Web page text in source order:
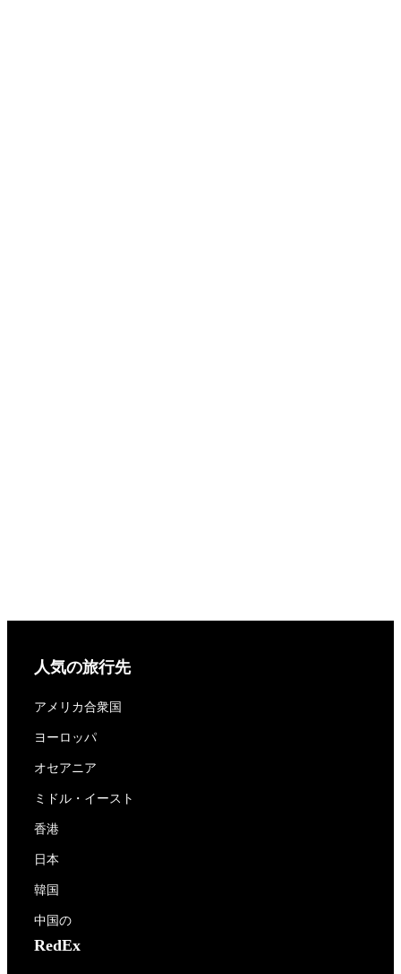
人気の旅行先
アメリカ合衆国
ヨーロッパ
オセアニア
ミドル・イースト
香港
日本
韓国
中国の
RedEx